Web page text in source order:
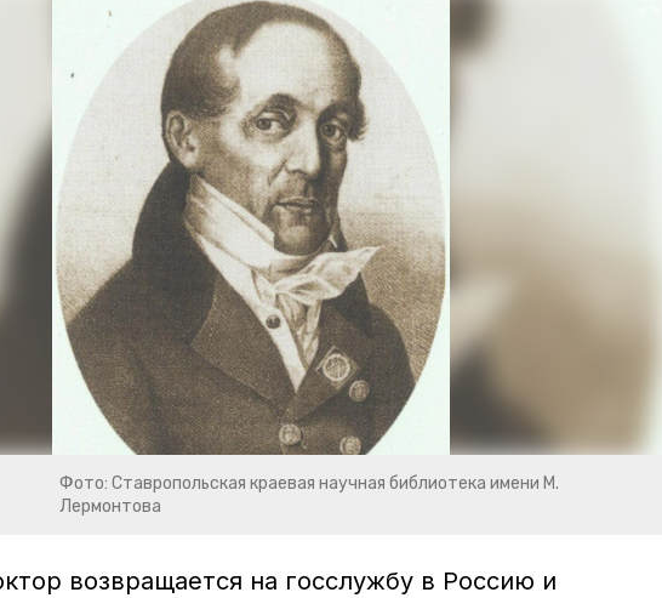
Фото: Ставропольская краевая научная библиотека имени М.
Лермонтова
возвращается на госслужбу в Россию и